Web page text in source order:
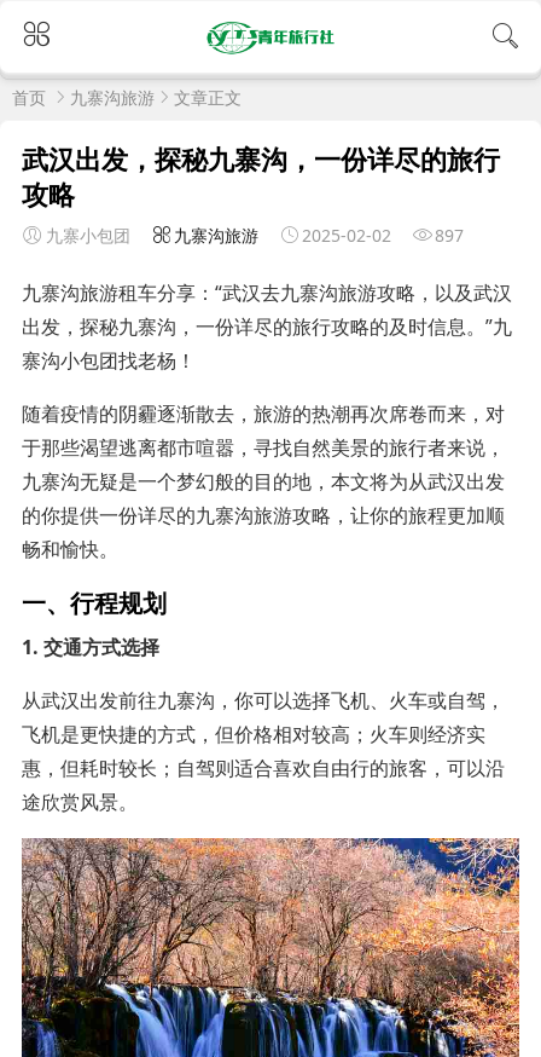
首页 九寨沟旅游 文章正文
武汉出发，探秘九寨沟，一份详尽的旅行
攻略
九寨小包团 九寨沟旅游 2025-02-02 897
九寨沟旅游租车分享：“武汉去九寨沟旅游攻略，以及武汉
出发，探秘九寨沟，一份详尽的旅行攻略的及时信息。”九
寨沟小包团找老杨！
随着疫情的阴霾逐渐散去，旅游的热潮再次席卷而来，对
于那些渴望逃离都市喧嚣，寻找自然美景的旅行者来说，
九寨沟无疑是一个梦幻般的目的地，本文将为从武汉出发
的你提供一份详尽的九寨沟旅游攻略，让你的旅程更加顺
畅和愉快。
一、行程规划
1. 交通方式选择
从武汉出发前往九寨沟，你可以选择飞机、火车或自驾，
飞机是更快捷的方式，但价格相对较高；火车则经济实
惠，但耗时较长；自驾则适合喜欢自由行的旅客，可以沿
途欣赏风景。